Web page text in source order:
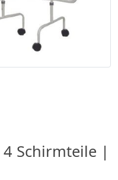
Schirmteile |